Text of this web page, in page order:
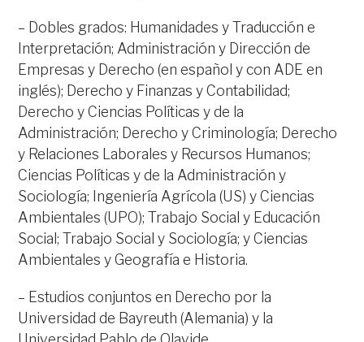
– Dobles grados: Humanidades y Traducción e
Interpretación; Administración y Dirección de
Empresas y Derecho (en español y con ADE en
inglés); Derecho y Finanzas y Contabilidad;
Derecho y Ciencias Políticas y de la
Administración; Derecho y Criminología; Derecho
y Relaciones Laborales y Recursos Humanos;
Ciencias Políticas y de la Administración y
Sociología; Ingeniería Agrícola (US) y Ciencias
Ambientales (UPO); Trabajo Social y Educación
Social; Trabajo Social y Sociología; y Ciencias
Ambientales y Geografía e Historia.
– Estudios conjuntos en Derecho por la
Universidad de Bayreuth (Alemania) y la